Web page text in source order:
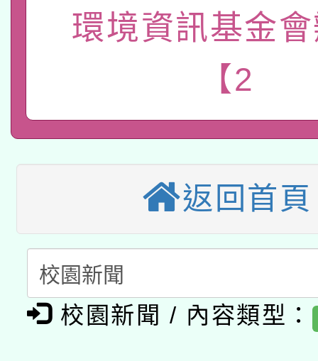
業技術研究院辦理「
用水績優單位及節水達
115年8月22日(星期六
桃園市孔廟祈福系列
本校115學年度第2次
招甄選結果公告(無人
招)
適應運動共學行動站研
本館辦理115年度閱讀
暨閱讀推動專業研習
科技賦能─人工智慧
礎課程
A3數位素養講師名單
「數位內容與教學軟體
pilot」
有關大陸委員會函釋公
薪期間赴陸應申請許可
轉知經濟部水利署委託
環境資訊基金
【2
返回首頁
校園新聞 / 內容類型：